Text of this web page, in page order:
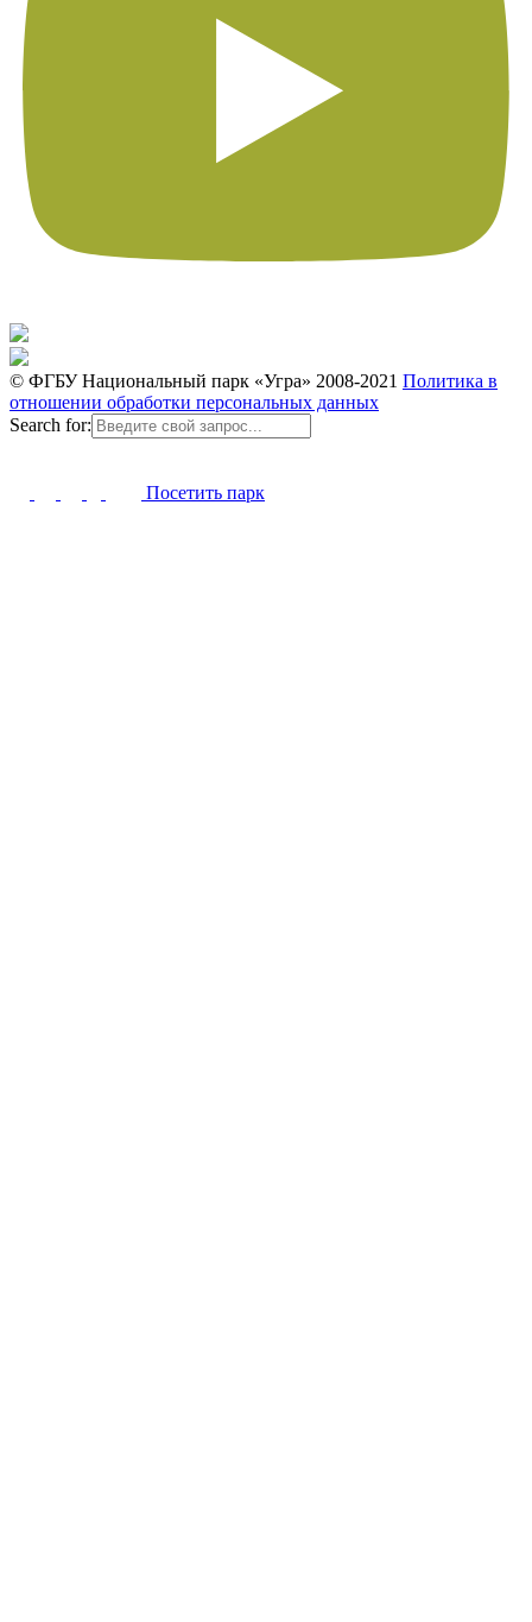
© ФГБУ Национальный парк «Угра» 2008-2021 Политика в
отношении обработки персональных данных
Search for:
Посетить парк